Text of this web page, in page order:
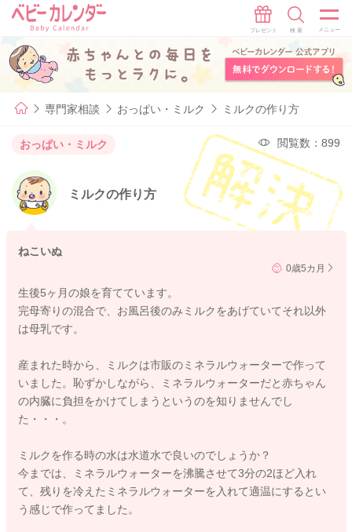
専門家相談 おっぱい・ミルク ミルクの作り方
おっぱい・ミルク 閲覧数：899
ミルクの作り方
ねこいぬ
0歳5カ月
生後5ヶ月の娘を育てています。
完母寄りの混合で、お風呂後のみミルクをあげていてそれ以外
は母乳です。
産まれた時から、ミルクは市販のミネラルウォーターで作って
いました。恥ずかしながら、ミネラルウォーターだと赤ちゃん
の内臓に負担をかけてしまうというのを知りませんでし
た・・・。
ミルクを作る時の水は水道水で良いのでしょうか？
今までは、ミネラルウォーターを沸騰させて3分の2ほど入れ
て、残りを冷えたミネラルウォーターを入れて適温にするとい
う感じで作ってました。